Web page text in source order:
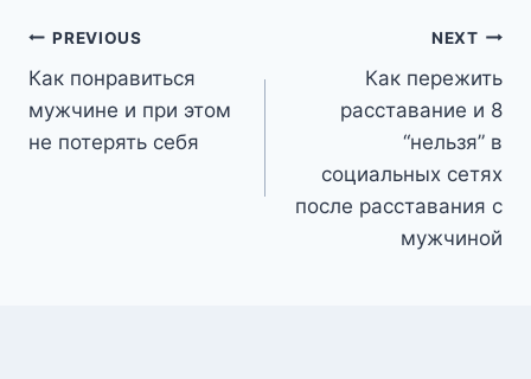
Post
navigation
PREVIOUS
Как понравиться
мужчине и при этом
не потерять себя
NEXT
Как пережить
расставание и 8
“нельзя” в
социальных сетях
после расставания с
мужчиной